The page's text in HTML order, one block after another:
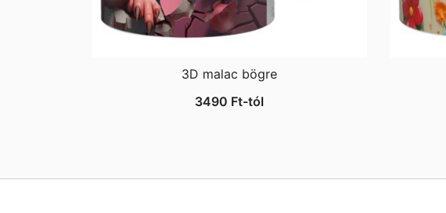
3D malac bögre
3490 Ft-tól